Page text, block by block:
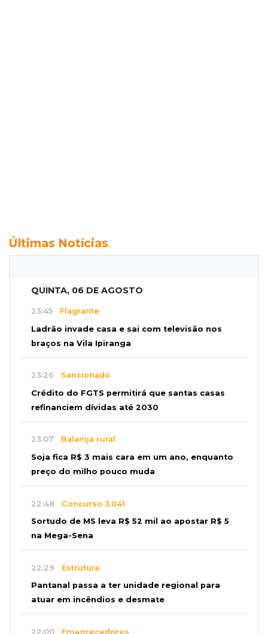
Últimas Notícias
QUINTA, 06 DE AGOSTO
23:45 Flagrante
Ladrão invade casa e sai com televisão nos
braços na Vila Ipiranga
23:26 Sancionado
Crédito do FGTS permitirá que santas casas
refinanciem dívidas até 2030
23:07 Balança rural
Soja fica R$ 3 mais cara em um ano, enquanto
preço do milho pouco muda
22:48 Concurso 3.041
Sortudo de MS leva R$ 52 mil ao apostar R$ 5
na Mega-Sena
22:29 Estrutura
Pantanal passa a ter unidade regional para
atuar em incêndios e desmate
22:00 Emagrecedores